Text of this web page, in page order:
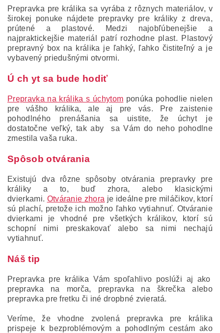
Prepravka pre králika sa vyrába z rôznych materiálov, v
širokej ponuke nájdete prepravky pre králiky z dreva,
prútené a plastové.
Medzi najobľúbenejšie a
najpraktickejšie materiál patrí rozhodne plast. Plastový
prepravný box na králika je ľahký, ľahko čistiteľný a je
vybavený priedušnými otvormi.
Ú ch yt sa bude hodiť
Prepravka na králika s úchytom ponúka pohodlie nielen
pre vášho králika, ale aj pre vás.
Pre zaistenie
pohodlného prenášania sa uistite, že úchyt je
dostatočne veľký, tak aby
sa Vám do neho pohodlne
zmestila vaša ruka.
Spôsob otvárania
Existujú dva rôzne spôsoby otvárania prepravky pre
králiky a to, buď zhora, alebo klasickými
dvierkami. Otváranie zhora je ideálne pre miláčikov, ktorí
sú plachí, pretože ich možno ľahko vytiahnuť.Otváranie
dvierkami je vhodné pre všetkých králikov, ktorí sú
schopní nimi preskakovať alebo sa nimi nechajú
vytiahnuť.
Náš tip
Prepravka pre králika Vám spoľahlivo poslúži aj ako
prepravka na morča, prepravka na škrečka alebo
prepravka pre fretku či iné dropbné zvieratá.
Veríme, že vhodne zvolená prepravka pre králika
prispeje k bezproblémovým a pohodlným cestám ako